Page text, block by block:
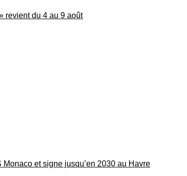
revient du 4 au 9 août
et signe jusqu’en 2030 au Havre